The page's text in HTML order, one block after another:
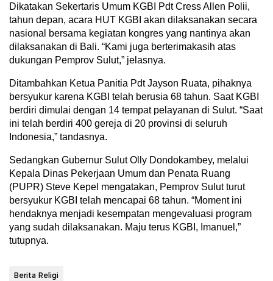
Dikatakan Sekertaris Umum KGBI Pdt Cress Allen Polii,
tahun depan, acara HUT KGBI akan dilaksanakan secara
nasional bersama kegiatan kongres yang nantinya akan
dilaksanakan di Bali. “Kami juga berterimakasih atas
dukungan Pemprov Sulut,” jelasnya.
Ditambahkan Ketua Panitia Pdt Jayson Ruata, pihaknya
bersyukur karena KGBI telah berusia 68 tahun. Saat KGBI
berdiri dimulai dengan 14 tempat pelayanan di Sulut. “Saat
ini telah berdiri 400 gereja di 20 provinsi di seluruh
Indonesia,” tandasnya.
Sedangkan Gubernur Sulut Olly Dondokambey, melalui
Kepala Dinas Pekerjaan Umum dan Penata Ruang
(PUPR) Steve Kepel mengatakan, Pemprov Sulut turut
bersyukur KGBI telah mencapai 68 tahun. “Moment ini
hendaknya menjadi kesempatan mengevaluasi program
yang sudah dilaksanakan. Maju terus KGBI, Imanuel,”
tutupnya.
Berita Religi